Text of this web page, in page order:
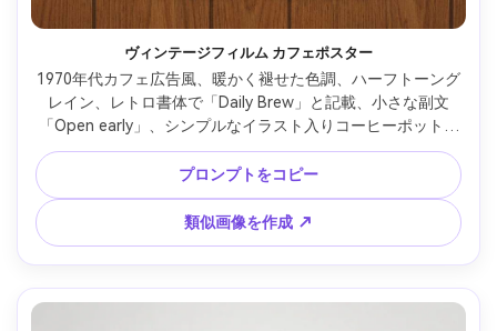
ヴィンテージフィルム カフェポスター
1970年代カフェ広告風、暖かく褪せた色調、ハーフトーング
レイン、レトロ書体で「Daily Brew」と記載、小さな副文
「Open early」、シンプルなイラスト入りコーヒーポット、
やや擦れたエッジ、ハイレゾ・ウォーターマークなし、
85mmレンズ、浅い被写界深度 --ar 4:5
プロンプトをコピー
類似画像を作成 ↗